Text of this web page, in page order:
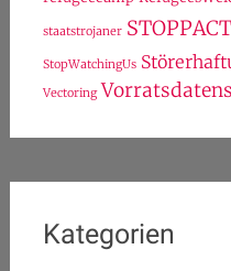
staatstrojaner
StopWatchingUs
Vectoring
Kategorien